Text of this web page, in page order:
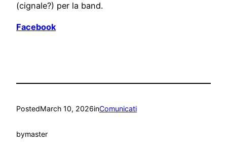
(cignale?) per la band.
Facebook
PostedMarch 10, 2026inComunicati
bymaster